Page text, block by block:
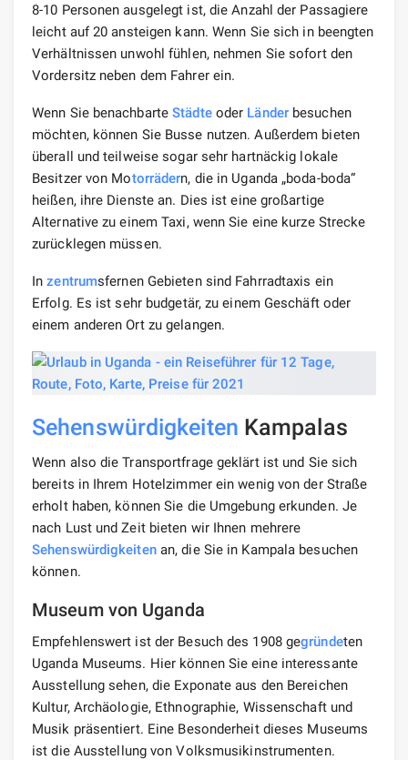
8-10 Personen ausgelegt ist, die Anzahl der Passagiere
leicht auf 20 ansteigen kann. Wenn Sie sich in beengten
Verhältnissen unwohl fühlen, nehmen Sie sofort den
Vordersitz neben dem Fahrer ein.
Wenn Sie benachbarteStädteoder Länderbesuchen
möchten, können Sie Busse nutzen. Außerdem bieten
überall und teilweise sogar sehr hartnäckig lokale
Besitzer von Motorrädern, die in Uganda „boda-boda“
heißen, ihre Dienste an. Dies ist eine großartige
Alternative zu einem Taxi, wenn Sie eine kurze Strecke
zurücklegen müssen.
Inzentrumsfernen Gebieten sind Fahrradtaxis ein
Erfolg. Es ist sehr budgetär, zu einem Geschäft oder
einem anderen Ort zu gelangen.
Sehenswürdigkeiten Kampalas
Wenn also die Transportfrage geklärt ist und Sie sich
bereits in Ihrem Hotelzimmer ein wenig von der Straße
erholt haben, können Sie die Umgebung erkunden. Je
nach Lust und Zeit bieten wir Ihnen mehrere
Sehenswürdigkeitenan, die Sie in Kampala besuchen
können.
Museum von Uganda
Empfehlenswert ist der Besuch des 1908 gegründeten
Uganda Museums. Hier können Sie eine interessante
Ausstellung sehen, die Exponate aus den Bereichen
Kultur, Archäologie, Ethnographie, Wissenschaft und
Musik präsentiert. Eine Besonderheit dieses Museums
ist die Ausstellung von Volksmusikinstrumenten.